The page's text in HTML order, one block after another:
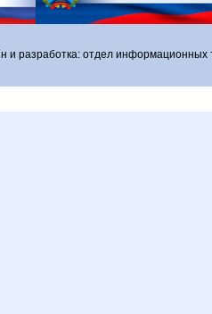
и разработка: отдел информационных